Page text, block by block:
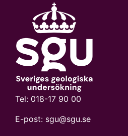
Tel: 018-17 90 00
E-post: sgu@sgu.se